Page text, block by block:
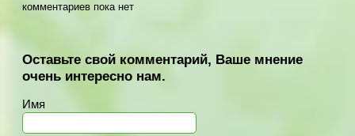
комментариев пока нет
Оставьте свой комментарий, Ваше мнение
очень интересно нам.
Имя